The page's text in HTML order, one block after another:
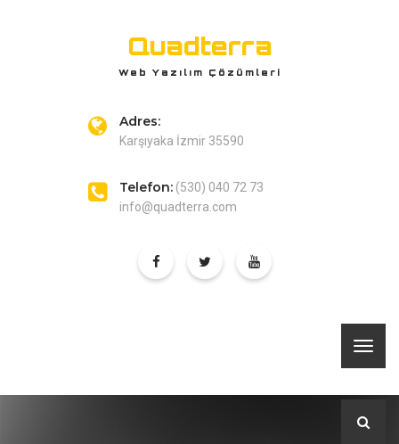
Quadterra
Web Yazılım Çözümleri
Adres:
Karşıyaka İzmir 35590
Telefon: (530) 040 72 73
info@quadterra.com